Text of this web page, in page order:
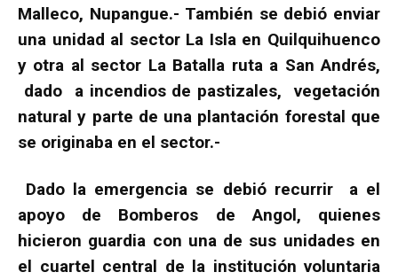
Malleco, Nupangue.- También se debió enviar
una unidad al sector La Isla en Quilquihuenco
y otra al sector La Batalla ruta a San Andrés,
dado a incendios de pastizales, vegetación
natural y parte de una plantación forestal que
se originaba en el sector.-
Dado la emergencia se debió recurrir a el
apoyo de Bomberos de Angol, quienes
hicieron guardia con una de sus unidades en
el cuartel central de la institución voluntaria